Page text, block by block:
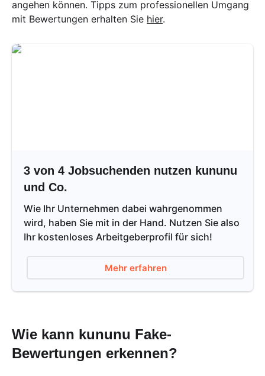
angehen können. Tipps zum professionellen Umgang
mit Bewertungen erhalten Sie hier.
3 von 4 Jobsuchenden nutzen kununu
und Co.
Wie Ihr Unternehmen dabei wahrgenommen
wird, haben Sie mit in der Hand. Nutzen Sie also
Ihr kostenloses Arbeitgeberprofil für sich!
Mehr erfahren
Wie kann kununu Fake-
Bewertungen erkennen?